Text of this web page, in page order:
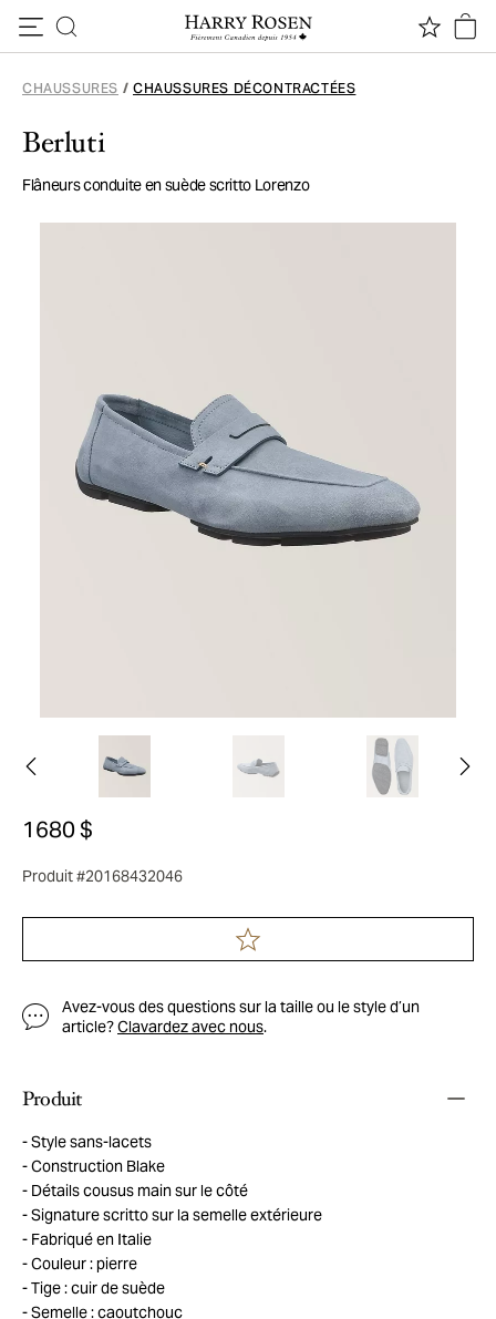
CHAUSSURES / CHAUSSURES DÉCONTRACTÉES
Berluti
Flâneurs conduite en suède scritto Lorenzo
1680 $
Produit #20168432046
Avez-vous des questions sur la taille ou le style d’un
article?Clavardez avec nous.
Produit
Style sans-lacets
Construction Blake
Détails cousus main sur le côté
Signature scritto sur la semelle extérieure
Fabriqué en Italie
Couleur : pierre
Tige : cuir de suède
Semelle : caoutchouc